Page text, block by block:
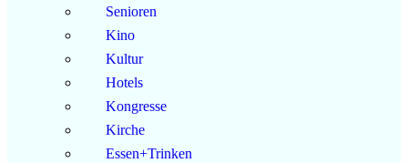
Senioren
Kino
Kultur
Hotels
Kongresse
Kirche
Essen+Trinken